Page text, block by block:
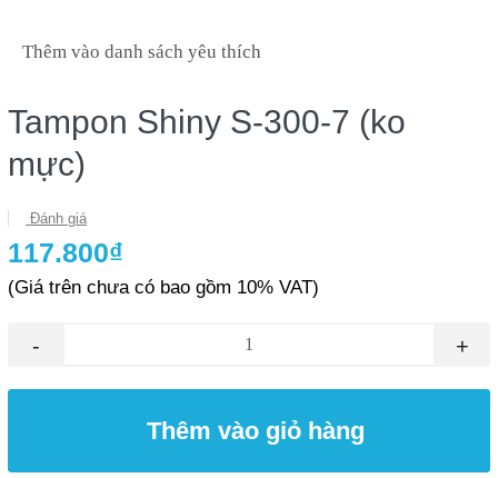
Thêm vào danh sách yêu thích
Tampon Shiny S-300-7 (ko
mực)
Đánh giá
117.800₫
(Giá trên chưa có bao gồm 10% VAT)
- +
Thêm vào giỏ hàng